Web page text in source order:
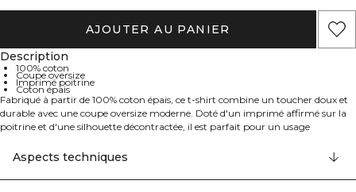
AJOUTER AU PANIER
Description
100% coton
Coupe oversize
Imprimé poitrine
Coton épais
Fabriqué à partir de 100% coton épais, ce t-shirt combine un toucher doux et
durable avec une coupe oversize moderne. Doté d'un imprimé affirmé sur la
poitrine et d'une silhouette décontractée, il est parfait pour un usage
Aspects techniques